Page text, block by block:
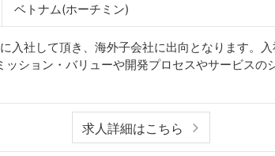
ベトナム(ホーチミン)
入社して頂き、海外子会社に出向となります。
ション・バリューや開発プロセスやサービスの
求人詳細はこちら